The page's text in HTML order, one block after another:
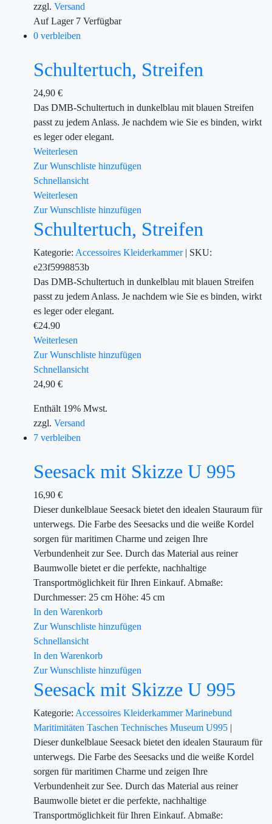
zzgl. Versand
Auf Lager7 Verfügbar
0 verbleiben
Schultertuch, Streifen
24,90 €
Das DMB-Schultertuch in dunkelblau mit blauen Streifen
passt zu jedem Anlass. Je nachdem wie Sie es binden, wirkt
es leger oder elegant.
Weiterlesen
Zur Wunschliste hinzufügen
Schnellansicht
Weiterlesen
Zur Wunschliste hinzufügen
Schultertuch, Streifen
Kategorie: Accessoires Kleiderkammer | SKU:
e23f5998853b
Das DMB-Schultertuch in dunkelblau mit blauen Streifen
passt zu jedem Anlass. Je nachdem wie Sie es binden, wirkt
es leger oder elegant.
€24.90
Weiterlesen
Zur Wunschliste hinzufügen
Schnellansicht
24,90 €
Enthält 19% Mwst.
zzgl. Versand
7 verbleiben
Seesack mit Skizze U 995
16,90 €
Dieser dunkelblaue Seesack bietet den idealen Stauraum für
unterwegs. Die Farbe des Seesacks und die weiße Kordel
sorgen für maritimen Charme und zeigen Ihre
Verbundenheit zur See. Durch das Material aus reiner
Baumwolle bietet er die perfekte, nachhaltige
Transportmöglichkeit für Ihren Einkauf. Abmaße:
Durchmesser: 25 cm Höhe: 45 cm
In den Warenkorb
Zur Wunschliste hinzufügen
Schnellansicht
In den Warenkorb
Zur Wunschliste hinzufügen
Seesack mit Skizze U 995
Kategorie: Accessoires KleiderkammerMarinebund
Maritimitäten Taschen Technisches Museum U995 |
Dieser dunkelblaue Seesack bietet den idealen Stauraum für
unterwegs. Die Farbe des Seesacks und die weiße Kordel
sorgen für maritimen Charme und zeigen Ihre
Verbundenheit zur See. Durch das Material aus reiner
Baumwolle bietet er die perfekte, nachhaltige
Transportmöglichkeit für Ihren Einkauf. Abmaße: